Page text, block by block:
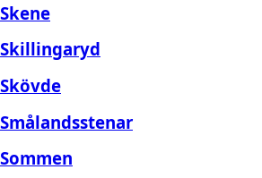
Skene
Skillingaryd
Skövde
Smålandsstenar
Sommen